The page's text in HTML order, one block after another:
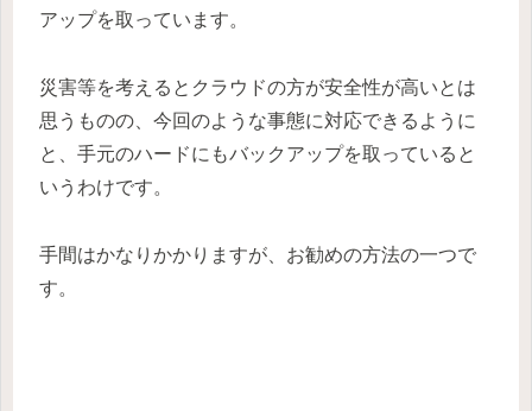
アップを取っています。
災害等を考えるとクラウドの方が安全性が高いとは
思うものの、今回のような事態に対応できるように
と、手元のハードにもバックアップを取っていると
いうわけです。
手間はかなりかかりますが、お勧めの方法の一つで
す。